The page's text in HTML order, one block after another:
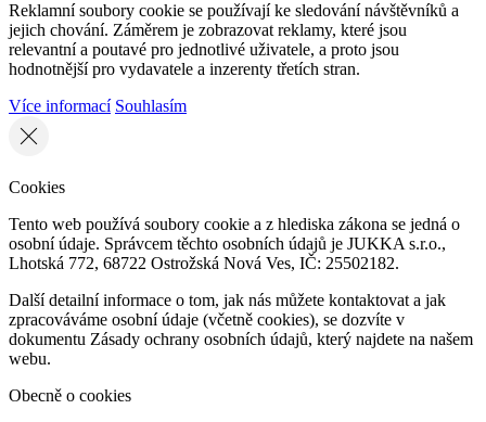
Reklamní soubory cookie se používají ke sledování návštěvníků a
jejich chování. Záměrem je zobrazovat reklamy, které jsou
relevantní a poutavé pro jednotlivé uživatele, a proto jsou
hodnotnější pro vydavatele a inzerenty třetích stran.
Více informací Souhlasím
Cookies
Tento web používá soubory cookie a z hlediska zákona se jedná o
osobní údaje. Správcem těchto osobních údajů je JUKKA s.r.o.,
Lhotská 772, 68722 Ostrožská Nová Ves, IČ: 25502182.
Další detailní informace o tom, jak nás můžete kontaktovat a jak
zpracováváme osobní údaje (včetně cookies), se dozvíte v
dokumentu Zásady ochrany osobních údajů, který najdete na našem
webu.
Obecně o cookies